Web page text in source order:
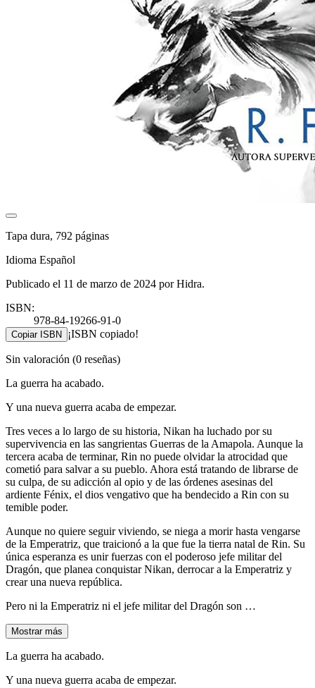
Tapa dura, 792 páginas
Idioma Español
Publicado el 11 de marzo de 2024 por Hidra.
ISBN:
978-84-19266-91-0
Copiar ISBN ¡ISBN copiado!
Sin valoración (0 reseñas)
La guerra ha acabado.
Y una nueva guerra acaba de empezar.
Tres veces a lo largo de su historia, Nikan ha luchado por su
supervivencia en las sangrientas Guerras de la Amapola. Aunque la
tercera acaba de terminar, Rin no puede olvidar la atrocidad que
cometió para salvar a su pueblo. Ahora está tratando de librarse de
su culpa, de su adicción al opio y de las órdenes asesinas del
ardiente Fénix, el dios vengativo que ha bendecido a Rin con su
temible poder.
Aunque no quiere seguir viviendo, se niega a morir hasta vengarse
de la Emperatriz, que traicionó a la que fue la tierra natal de Rin. Su
única esperanza es unir fuerzas con el poderoso jefe militar del
Dragón, que planea conquistar Nikan, derrocar a la Emperatriz y
crear una nueva república.
Pero ni la Emperatriz ni el jefe militar del Dragón son …
Mostrar más
La guerra ha acabado.
Y una nueva guerra acaba de empezar.